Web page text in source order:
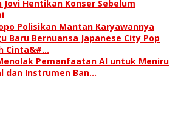
Jovi Hentikan Konser Sebelum
Polisikan Mantan Karyawannya
Baru Bernuansa Japanese City Pop
Cinta&#…
Pemanfaatan AI untuk Meniru
dan Instrumen Ban…